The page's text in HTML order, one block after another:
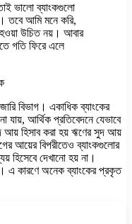
ভালো ব্যাংকগুলো
তবে আমি মনে করি,
উচিত নয়। আবার
গতি ফিরে এলে
বিভাগ। একাধিক ব্যাংকের
যায়, আর্থিক প্রতিবেদনে যেভাবে
আয় হিসাব করা হয় ঋণের সুদ আয়
আয়ের বিপরীতেও ব্যাংকগুলোর
হিসেবে দেখানো হয় না।
এ কারণে অনেক ব্যাংকের প্রকৃত